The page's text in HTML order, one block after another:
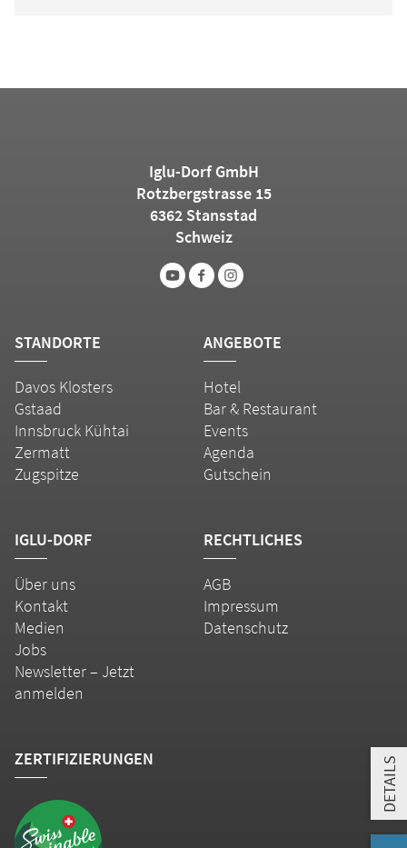
Iglu-Dorf GmbH
Rotzbergstrasse 15
6362 Stansstad
Schweiz
STANDORTE
Davos Klosters
Gstaad
Innsbruck Kühtai
Zermatt
Zugspitze
ANGEBOTE
Hotel
Bar & Restaurant
Events
Agenda
Gutschein
IGLU-DORF
Über uns
Kontakt
Medien
Jobs
Newsletter – Jetzt
anmelden
RECHTLICHES
AGB
Impressum
Datenschutz
ZERTIFIZIERUNGEN DETAILS